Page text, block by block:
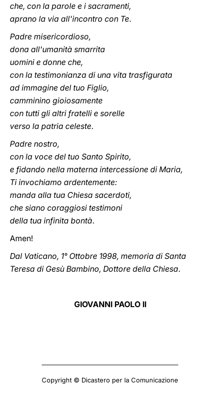
che, con la parole e i sacramenti,
aprano la via all'incontro con Te.
Padre misericordioso,
dona all'umanità smarrita
uomini e donne che,
con la testimonianza di una vita trasfigurata
ad immagine del tuo Figlio,
camminino gioiosamente
con tutti gli altri fratelli e sorelle
verso la patria celeste.
Padre nostro,
con la voce del tuo Santo Spirito,
e fidando nella materna intercessione di Maria,
Ti invochiamo ardentemente:
manda alla tua Chiesa sacerdoti,
che siano coraggiosi testimoni
della tua infinita bontà.
Amen!
Dal Vaticano, 1° Ottobre 1998, memoria di Santa
Teresa di Gesù Bambino, Dottore della Chiesa.
GIOVANNI PAOLO II
Copyright © Dicastero per la Comunicazione